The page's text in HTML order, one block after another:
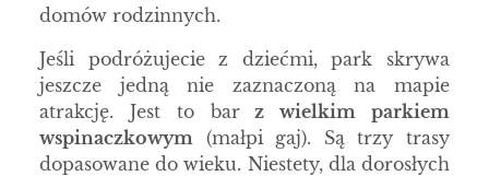
domów rodzinnych.
Jeśli podróżujecie z dziećmi, park skrywa
jeszcze jedną nie zaznaczoną na mapie
atrakcję. Jest to barz wielkim parkiem
wspinaczkowym (małpi gaj). Są trzy trasy
dopasowane do wieku. Niestety, dla dorosłych